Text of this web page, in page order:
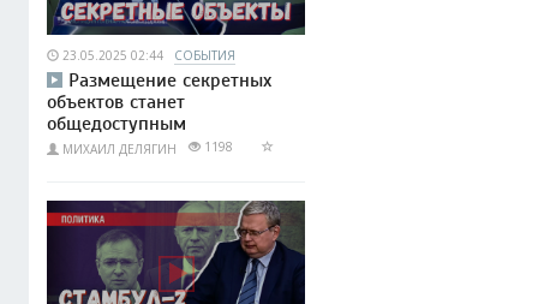
23.05.2025 02:44 СОБЫТИЯ
Размещение секретных
объектов станет
общедоступным
МИХАИЛ ДЕЛЯГИН 1198